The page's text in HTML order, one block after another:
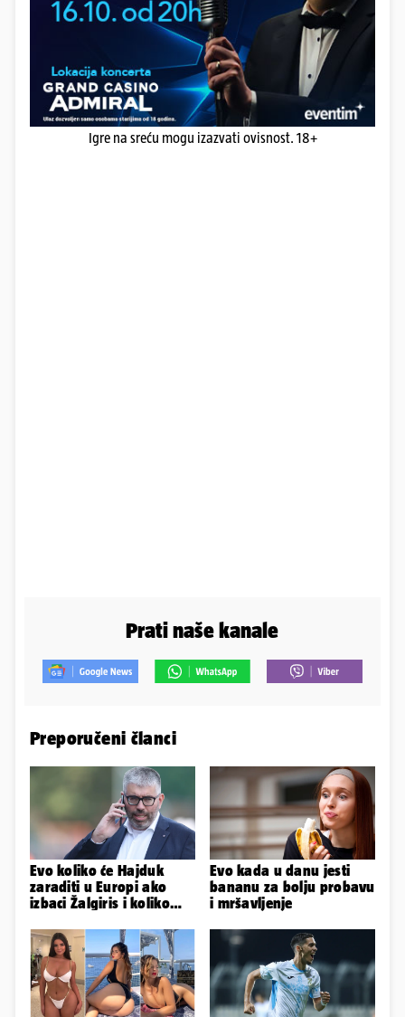
Igre na sreću mogu izazvati ovisnost. 18+
Prati naše kanale
Preporučeni članci
Evo koliko će Hajduk
zaraditi u Europi ako
izbaci Žalgiris i koliko
Evo kada u danu jesti
bananu za bolju probavu
i mršavljenje